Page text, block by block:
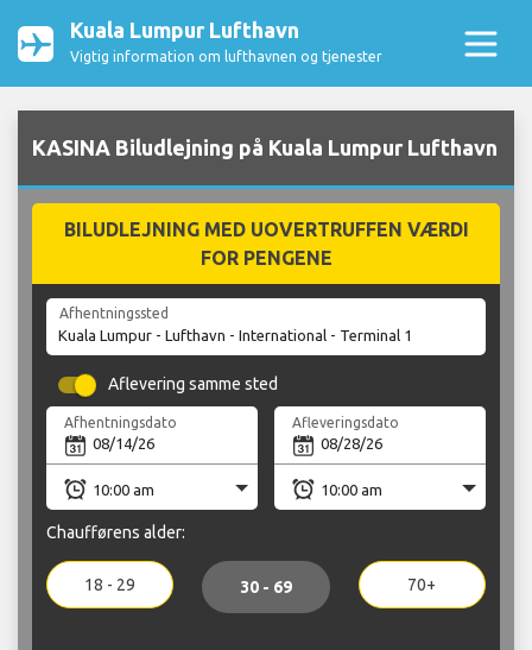
Kuala Lumpur Lufthavn
Vigtig information om lufthavnen og tjenester
KASINA Biludlejning på Kuala Lumpur Lufthavn
BILUDLEJNING MED UOVERTRUFFEN VÆRDI
FOR PENGENE
Afhentningssted
Aflevering samme sted
Afhentningsdato Afleveringsdato
Chaufførens alder:
18 - 29 30 - 69 70+